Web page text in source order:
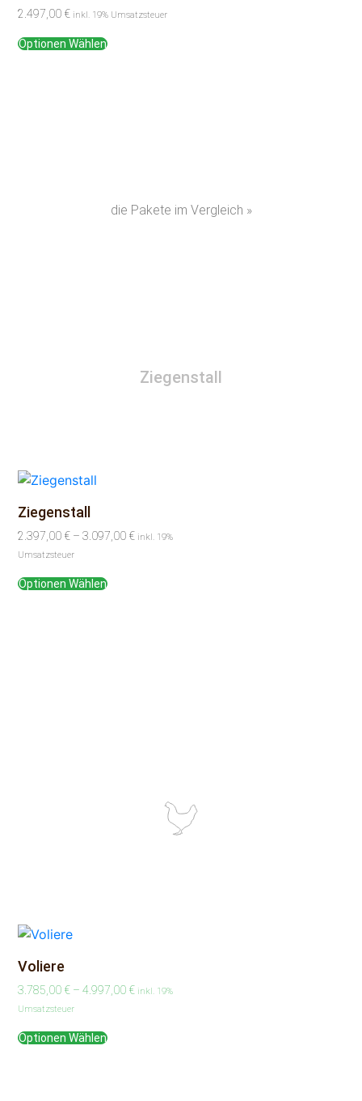
2.497,00 € inkl. 19% Umsatzsteuer
Optionen Wählen
die Pakete im Vergleich »
Ziegenstall
Ziegenstall
2.397,00 € –3.097,00 € inkl. 19%
Umsatzsteuer
Optionen Wählen
Voliere
3.785,00 € –4.997,00 € inkl. 19%
Umsatzsteuer
Optionen Wählen